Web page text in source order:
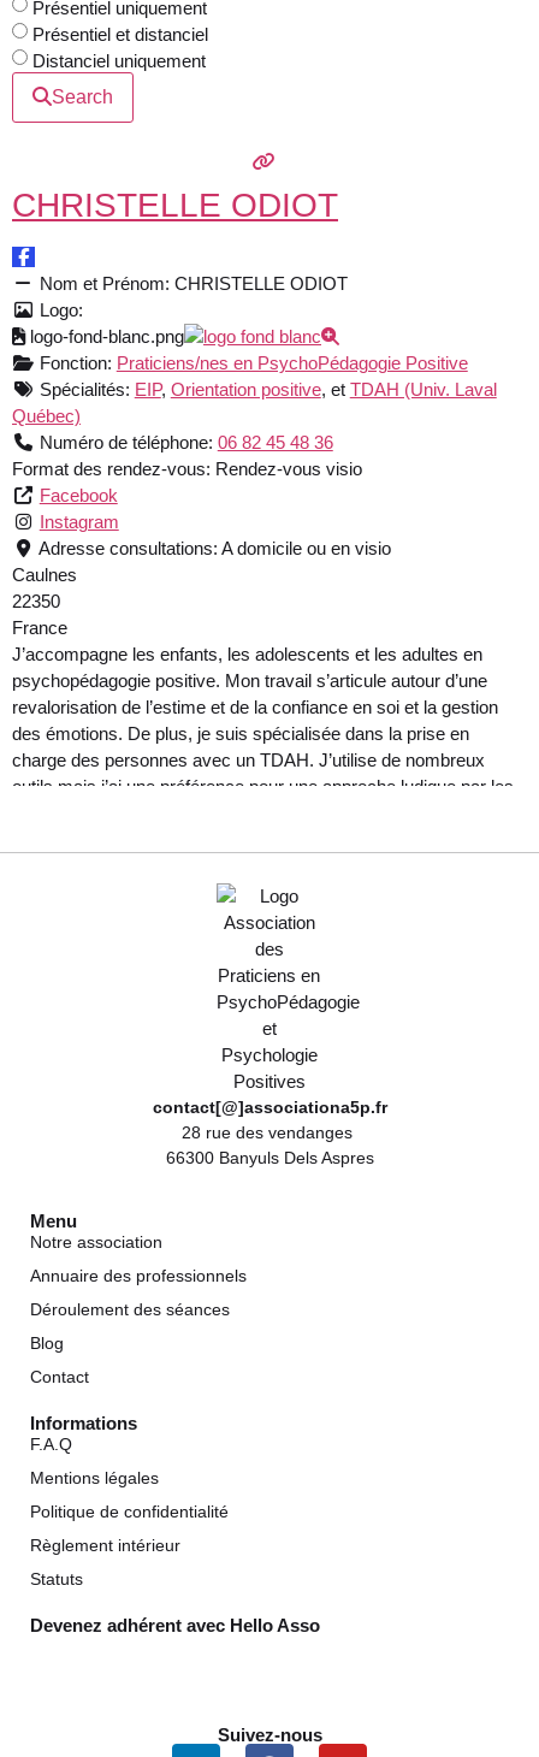
Présentiel uniquement
Présentiel et distanciel
Distanciel uniquement
Search
CHRISTELLE ODIOT
Nom et Prénom: CHRISTELLE ODIOT
Logo:
logo-fond-blanc.png
Fonction: Praticiens/nes en PsychoPédagogie Positive
Spécialités: EIP, Orientation positive, et TDAH (Univ. Laval
Québec)
Numéro de téléphone: 06 82 45 48 36
Format des rendez-vous: Rendez-vous visio
Facebook
Instagram
Adresse consultations: A domicile ou en visio
Caulnes
22350
France
J’accompagne les enfants, les adolescents et les adultes en
psychopédagogie positive. Mon travail s’articule autour d’une
revalorisation de l’estime et de la confiance en soi et la gestion
des émotions. De plus, je suis spécialisée dans la prise en
charge des personnes avec un TDAH. J’utilise de nombreux
outils mais j’ai une préférence pour une approche ludique par les
contact[@]associationa5p.fr
28 rue des vendanges
66300 Banyuls Dels Aspres
Menu
Notre association
Annuaire des professionnels
Déroulement des séances
Blog
Contact
Informations
F.A.Q
Mentions légales
Politique de confidentialité
Règlement intérieur
Statuts
Devenez adhérent avec Hello Asso
Suivez-nous